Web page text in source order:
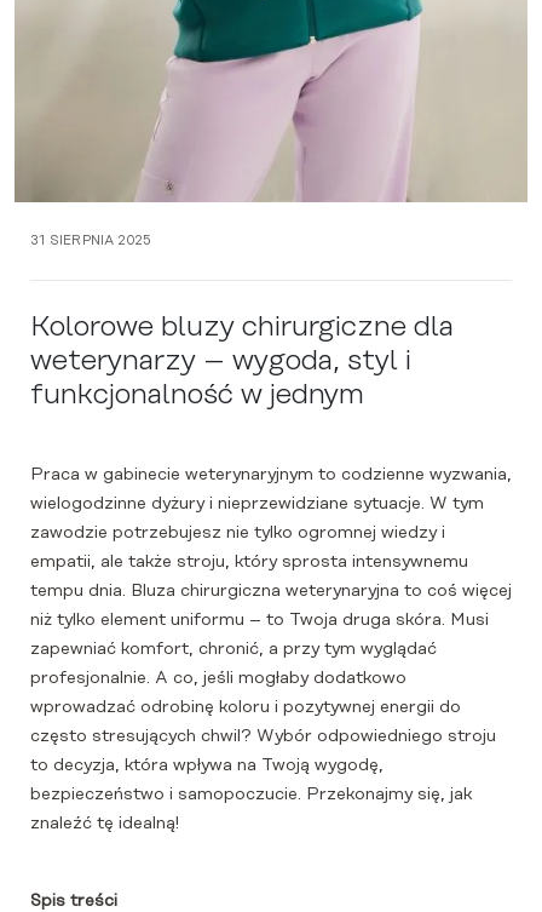
31 SIERPNIA 2025
Kolorowe bluzy chirurgiczne dla
weterynarzy – wygoda, styl i
funkcjonalność w jednym
Praca w gabinecie weterynaryjnym to codzienne wyzwania,
wielogodzinne dyżury i nieprzewidziane sytuacje. W tym
zawodzie potrzebujesz nie tylko ogromnej wiedzy i
empatii, ale także stroju, który sprosta intensywnemu
tempu dnia. Bluza chirurgiczna weterynaryjna to coś więcej
niż tylko element uniformu – to Twoja druga skóra. Musi
zapewniać komfort, chronić, a przy tym wyglądać
profesjonalnie. A co, jeśli mogłaby dodatkowo
wprowadzać odrobinę koloru i pozytywnej energii do
często stresujących chwil? Wybór odpowiedniego stroju
to decyzja, która wpływa na Twoją wygodę,
bezpieczeństwo i samopoczucie. Przekonajmy się, jak
znaleźć tę idealną!
Spis treści